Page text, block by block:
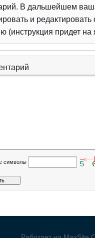
В дальшейшем
и
(инструкция придет
символы